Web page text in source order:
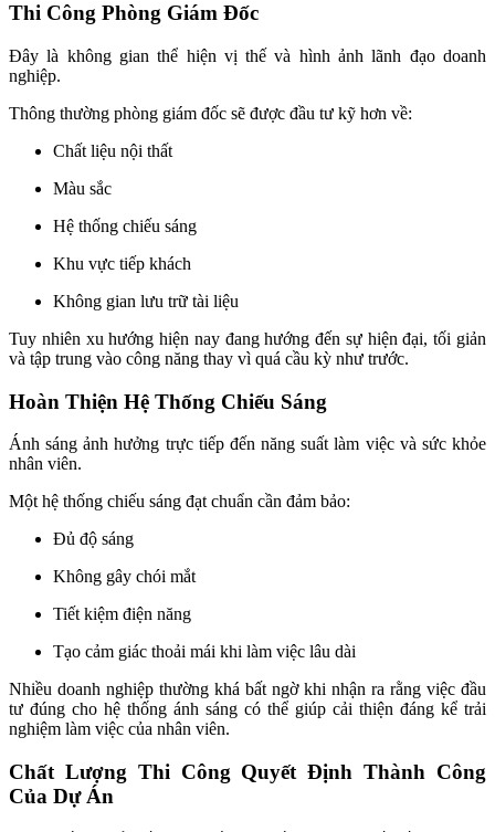
Thi Công Phòng Giám Đốc
Đây là không gian thể hiện vị thế và hình ảnh lãnh đạo doanh
nghiệp.
Thông thường phòng giám đốc sẽ được đầu tư kỹ hơn về:
Chất liệu nội thất
Màu sắc
Hệ thống chiếu sáng
Khu vực tiếp khách
Không gian lưu trữ tài liệu
Tuy nhiên xu hướng hiện nay đang hướng đến sự hiện đại, tối giản
và tập trung vào công năng thay vì quá cầu kỳ như trước.
Hoàn Thiện Hệ Thống Chiếu Sáng
Ánh sáng ảnh hưởng trực tiếp đến năng suất làm việc và sức khỏe
nhân viên.
Một hệ thống chiếu sáng đạt chuẩn cần đảm bảo:
Đủ độ sáng
Không gây chói mắt
Tiết kiệm điện năng
Tạo cảm giác thoải mái khi làm việc lâu dài
Nhiều doanh nghiệp thường khá bất ngờ khi nhận ra rằng việc đầu
tư đúng cho hệ thống ánh sáng có thể giúp cải thiện đáng kể trải
nghiệm làm việc của nhân viên.
Chất Lượng Thi Công Quyết Định Thành Công
Của Dự Án